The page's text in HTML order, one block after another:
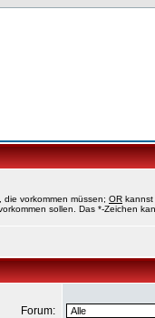
vorkommen müssen; OR kannst
sollen. Das *-Zeichen
Forum: